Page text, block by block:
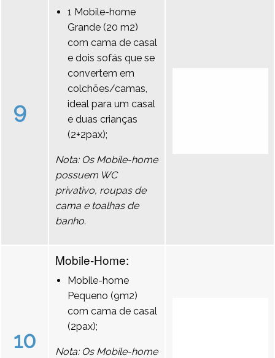
9
1 Mobile-home
Grande (20 m2)
com cama de casal
e dois sofás que se
convertem em
colchões/camas,
ideal para um casal
e duas crianças
(2+2pax);
Nota: Os Mobile-home
possuem WC
privativo, roupas de
cama e toalhas de
banho.
10
Mobile-Home:
Mobile-home
Pequeno (9m2)
com cama de casal
(2pax);
Nota: Os Mobile-home